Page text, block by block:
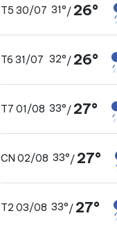
T5 30/07 31°/ 26°
T6 31/07 32°/ 26°
T7 01/08 33°/ 27°
CN 02/08 33°/ 27°
T2 03/08 33°/ 27°